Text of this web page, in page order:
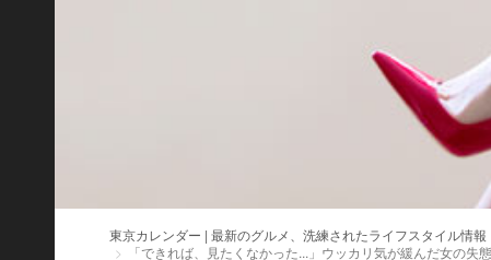
東京カレンダー | 最新のグルメ、洗練されたライフスタイル情報
「できれば、見たくなかった...」ウッカリ気が緩んだ女の失